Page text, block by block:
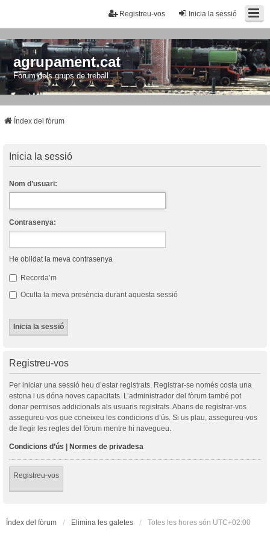
Inicia la sessió
Registreu-vos
agrupament.cat
Fòrum dels grups de treball
Índex del fòrum
Inicia la sessió
Nom d’usuari:
Contrasenya:
He oblidat la meva contrasenya
Recorda’m
Oculta la meva presència durant aquesta sessió
Registreu-vos
Per iniciar una sessió heu d’estar registrats. Registrar-se només costa una
estona i us dóna noves capacitats. L’administrador del fòrum també pot
donar permisos addicionals als usuaris registrats. Abans de registrar-vos
assegureu-vos que coneixeu les condicions d’ús. Si us plau, assegureu-vos
de llegir les regles del fòrum mentre hi navegueu.
Condicions d’ús | Normes de privadesa
Registreu-vos
Índex del fòrum Elimina les galetes Totes les hores són UTC+02:00